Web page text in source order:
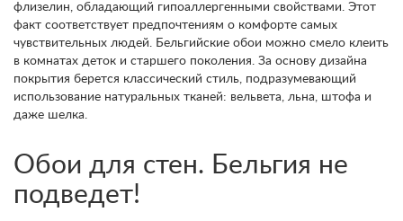
флизелин, обладающий гипоаллергенными свойствами. Этот
факт соответствует предпочтениям о комфорте самых
чувствительных людей. Бельгийские обои можно смело клеить
в комнатах деток и старшего поколения. За основу дизайна
покрытия берется классический стиль, подразумевающий
использование натуральных тканей: вельвета, льна, штофа и
даже шелка.
Обои для стен. Бельгия не
подведет!